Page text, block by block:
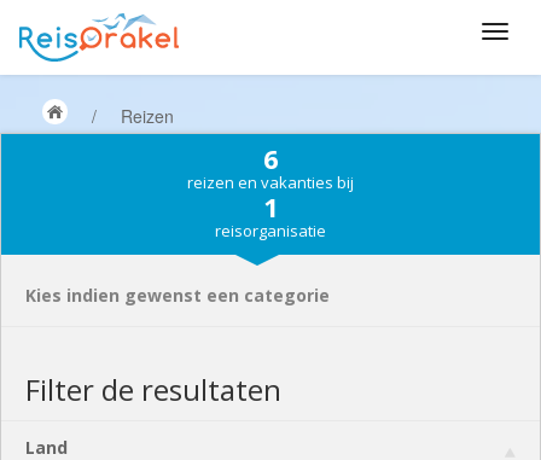
/ Reizen
6
reizen en vakanties bij
1
reisorganisatie
Kies indien gewenst een categorie
Filter de resultaten
Land